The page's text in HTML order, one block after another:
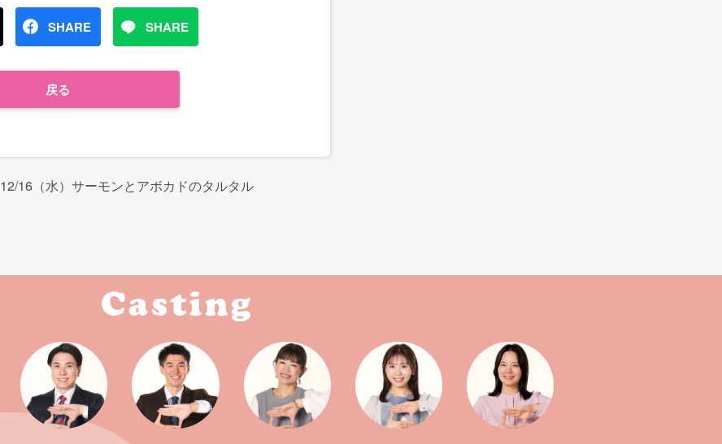
SHARE SHARE
戻る
12/16（水）サーモンとアボカドのタルタル